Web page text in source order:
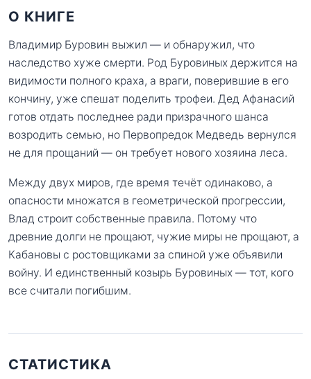
О КНИГЕ
Владимир Буровин выжил — и обнаружил, что
наследство хуже смерти. Род Буровиных держится на
видимости полного краха, а враги, поверившие в его
кончину, уже спешат поделить трофеи. Дед Афанасий
готов отдать последнее ради призрачного шанса
возродить семью, но Первопредок Медведь вернулся
не для прощаний — он требует нового хозяина леса.
Между двух миров, где время течёт одинаково, а
опасности множатся в геометрической прогрессии,
Влад строит собственные правила. Потому что
древние долги не прощают, чужие миры не прощают, а
Кабановы с ростовщиками за спиной уже объявили
войну. И единственный козырь Буровиных — тот, кого
все считали погибшим.
СТАТИСТИКА